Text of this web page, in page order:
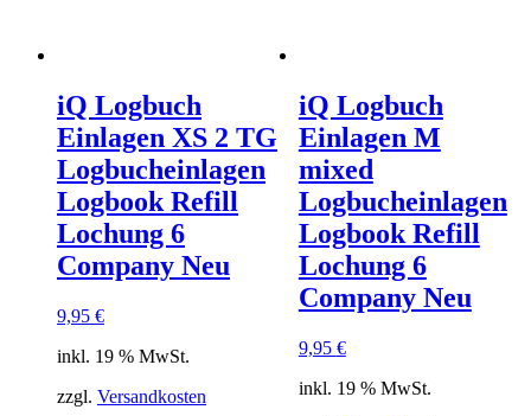
der
gewählt
werden
iQ Logbuch
Einlagen XS 2 TG
Logbucheinlagen
Logbook Refill
Lochung 6
Company Neu
9,95 €
inkl. 19 % MwSt.
zzgl. Versandkosten
iQ Logbuch
Einlagen M
mixed
Logbucheinlagen
Logbook Refill
Lochung 6
Company Neu
9,95 €
inkl. 19 % MwSt.